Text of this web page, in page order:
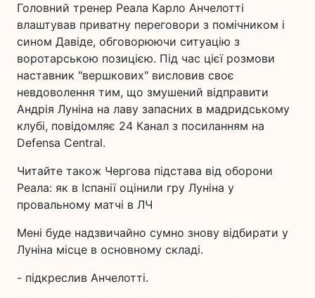
Головний тренер Реала Карло Анчелотті
влаштував приватну переговори з помічником і
сином Давіде, обговорюючи ситуацію з
воротарською позицією. Під час цієї розмови
наставник "вершкових" висловив своє
невдоволення тим, що змушений відправити
Андрія Луніна на лаву запасних в мадридському
клубі, повідомляє 24 Канал з посиланням на
Defensa Central.
Читайте також Чергова підстава від оборони
Реала: як в Іспанії оцінили гру Луніна у
провальному матчі в ЛЧ
Мені буде надзвичайно сумно знову відбирати у
Луніна місце в основному складі.
- підкреслив Анчелотті.